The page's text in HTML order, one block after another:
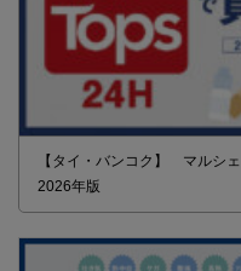
【タイ・バンコク】 マルシ
2026年版